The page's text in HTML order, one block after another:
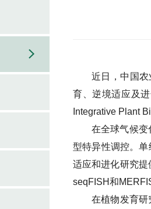
近日，中国
育、逆境适应及
Integrative Plant
在全球气候变
型特异性调控。
适应和进化研究
seqFISH和
在植物发育